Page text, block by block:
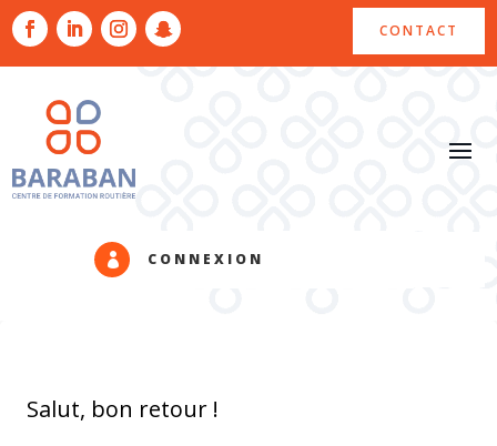
CONTACT
 CONNEXION
Salut, bon retour !